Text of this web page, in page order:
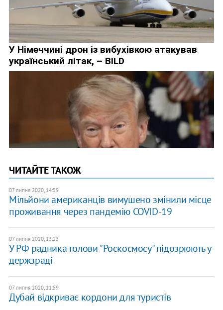
ЧИТАЙТЕ ТАКОЖ
07 липня 2020, 14:59
Мільйони американців вимушено змінили місце
проживання через пандемію COVID-19
07 липня 2020, 13:23
У РФ радника голови "Роскосмосу" підозрюють у
держзраді
07 липня 2020, 11:59
Дубай відкриває кордони для туристів